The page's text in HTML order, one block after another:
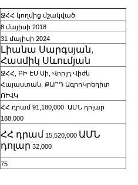
ՋՀՀ կողմից մշակված
8 մայիսի 2018
31 մայիսի 2024
Լիանա Սարգսյան,
Հասմիկ Սևումյան
ՋՀՀ, ԲԻ ԷՍ Սի, Վորլդ Վիժն
Հայաստան, ՔԱՐԴ ԱգրոԿրեդիտ
ՈՒՎԿ
ՀՀ դրամ 91,180,000 ԱՄՆ դոլար
188,000
ՀՀ դրամ 15,520,000 ԱՄՆ
դոլար 32,000
75